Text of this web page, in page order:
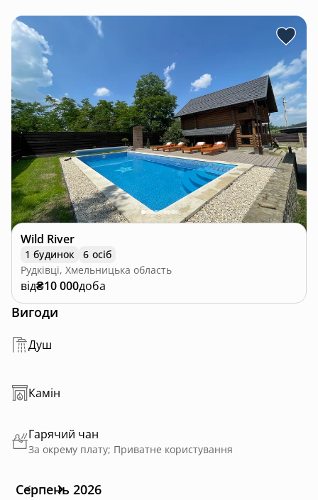
Wild River
1 будинок
6 осіб
Рудківці, Хмельницька область
від₴10 000доба
Вигоди
Душ
Камін
Гарячий чан
За окрему плату; Приватне користування
Серпень 2026